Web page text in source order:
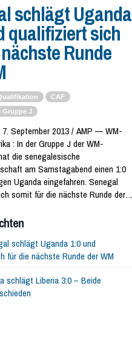
schlägt Uganda
qualifiziert sich
Runde
CAF
Gruppe J
7. September 2013 / AMP — WM-
: In der Gruppe J der WM-
die senegalesische
am Samstagabend einen 1:0
Uganda eingefahren. Senegal
somit für die nächste Runde der
schlägt Uganda 1:0 und
für die nächste Runde der WM
schlägt Liberia 3:0 – Beide